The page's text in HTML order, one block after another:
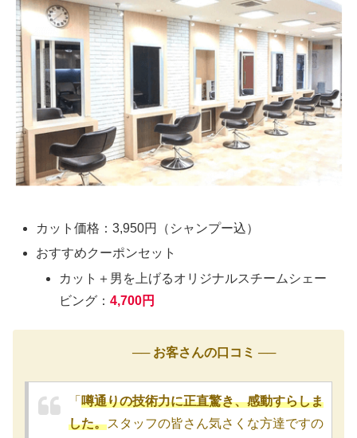
カット価格：3,950円（シャンプー込）
おすすめクーポンセット
カット＋男を上げるオリジナルスチームシェー
ビング：4,700円
── お客さんの口コミ ──
「 噂通りの技術力に正直驚き、感動すらしま
した。スタッフの皆さん気さくな方達ですの